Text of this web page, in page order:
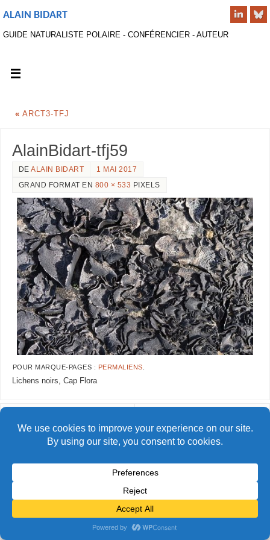
ALAIN BIDART
GUIDE NATURALISTE POLAIRE - CONFÉRENCIER - AUTEUR
« ARCT3-TFJ
AlainBidart-tfj59
DEALAIN BIDART
1 MAI 2017
GRAND FORMAT EN 800 × 533 PIXELS
POUR MARQUE-PAGES : PERMALIENS
Lichens noirs, Cap Flora
© Alain Bidart (2026) - Tous droits réservés
FIÈREMENT PROPULSÉ PARPARABOLA